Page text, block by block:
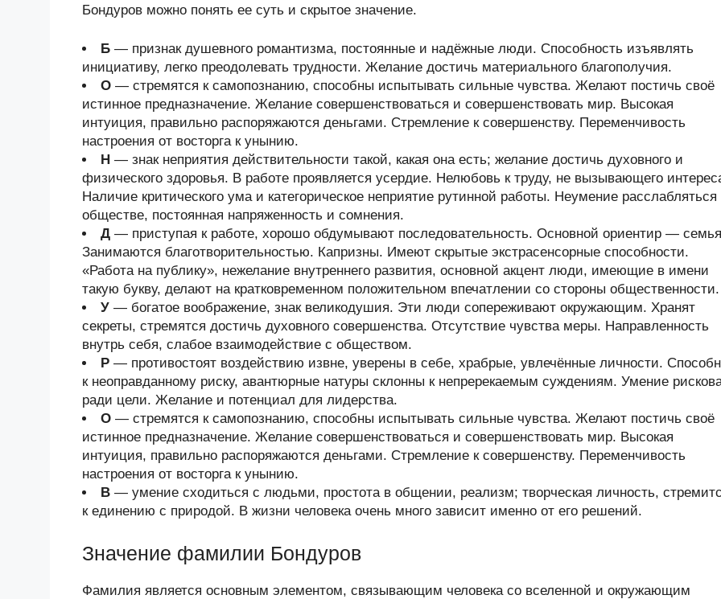
Бондуров можно понять ее суть и скрытое значение.
Б — признак душевного романтизма, постоянные и надёжные люди. Способность изъявлять
инициативу, легко преодолевать трудности. Желание достичь материального благополучия.
О — стремятся к самопознанию, способны испытывать сильные чувства. Желают постичь своё
истинное предназначение. Желание совершенствоваться и совершенствовать мир. Высокая
интуиция, правильно распоряжаются деньгами. Стремление к совершенству. Переменчивость
настроения от восторга к унынию.
Н — знак неприятия действительности такой, какая она есть; желание достичь духовного и
физического здоровья. В работе проявляется усердие. Нелюбовь к труду, не вызывающего
Наличие критического ума и категорическое неприятие рутинной работы. Неумение расслабляться
обществе, постоянная напряженность и сомнения.
Д — приступая к работе, хорошо обдумывают последовательность. Основной ориентир —
Занимаются благотворительностью. Капризны. Имеют скрытые экстрасенсорные способности.
«Работа на публику», нежелание внутреннего развития, основной акцент люди, имеющие в имени
такую букву, делают на кратковременном положительном впечатлении со стороны общественности.
У — богатое воображение, знак великодушия. Эти люди сопереживают окружающим. Хранят
секреты, стремятся достичь духовного совершенства. Отсутствие чувства меры. Направленность
внутрь себя, слабое взаимодействие с обществом.
Р — противостоят воздействию извне, уверены в себе, храбрые, увлечённые личности.
к неоправданному риску, авантюрные натуры склонны к непререкаемым суждениям. Умение
ради цели. Желание и потенциал для лидерства.
О — стремятся к самопознанию, способны испытывать сильные чувства. Желают постичь своё
истинное предназначение. Желание совершенствоваться и совершенствовать мир. Высокая
интуиция, правильно распоряжаются деньгами. Стремление к совершенству. Переменчивость
настроения от восторга к унынию.
В — умение сходиться с людьми, простота в общении, реализм; творческая личность,
к единению с природой. В жизни человека очень много зависит именно от его решений.
Значение фамилии Бондуров
Фамилия является основным элементом, связывающим человека со вселенной и окружающим